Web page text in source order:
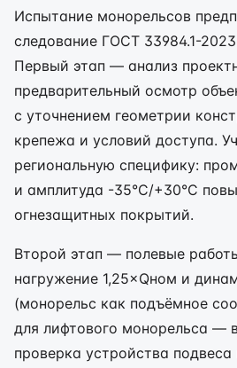
Испытание монорельсов
следование ГОСТ 33984.1-
Первый этап — анализ
предварительный осмотр
с уточнением геометрии
крепежа и условий доступа.
региональную специфику:
и амплитуда -35°C/+30°C
огнезащитных покрытий.
Второй этап — полевые
нагружение 1,25×Qном и
(монорельс как подъёмное
для лифтового монорельса —
проверка устройства